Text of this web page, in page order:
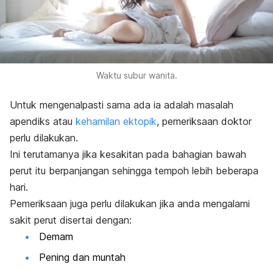
Waktu subur wanita.
Untuk mengenalpasti sama ada ia adalah masalah
apendiks atau kehamilan ektopik, pemeriksaan doktor
perlu dilakukan.
Ini terutamanya jika kesakitan pada bahagian bawah
perut itu berpanjangan sehingga tempoh lebih beberapa
hari.
Pemeriksaan juga perlu dilakukan jika anda mengalami
sakit perut disertai dengan:
Demam
Pening dan muntah